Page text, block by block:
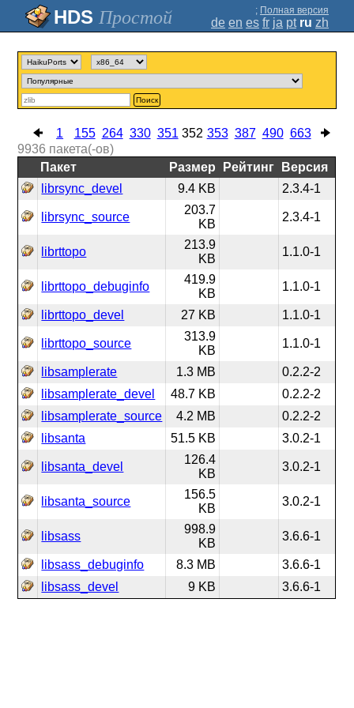
Простой ; Полная версия
de en es fr ja pt ru zh
Поиск
1 155 264 330 351 352 353 387 490 663
9936 пакета(-ов)
Пакет
Размер Рейтинг
Версия
librsync_devel
9.4 KB 2.3.4-1
librsync_source
203.7
KB
2.3.4-1
librttopo
213.9
KB
1.1.0-1
librttopo_debuginfo
419.9
KB
1.1.0-1
librttopo_devel 27 KB 1.1.0-1
librttopo_source
313.9
KB
1.1.0-1
libsamplerate 1.3 MB
0.2.2-2
libsamplerate_devel
48.7 KB
0.2.2-2
libsamplerate_source
4.2 MB
0.2.2-2
libsanta
51.5 KB 3.0.2-1
libsanta_devel
126.4
KB
3.0.2-1
libsanta_source
156.5
KB
3.0.2-1
libsass
998.9
KB
3.6.6-1
libsass_debuginfo 8.3 MB
3.6.6-1
libsass_devel
9 KB 3.6.6-1